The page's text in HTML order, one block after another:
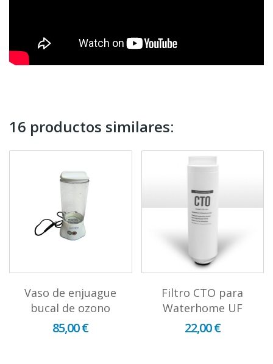
16 productos similares:
Vaso de enjuague
bucal de ozono
85,00 €
Filtro CTO para
Waterhome UF
22,00 €